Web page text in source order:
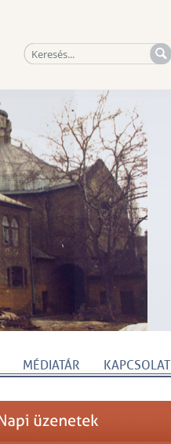
MÉDIATÁR KAPCSOLAT